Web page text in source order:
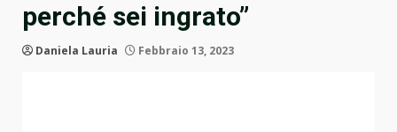
perché sei ingrato”
Daniela Lauria Febbraio 13, 2023